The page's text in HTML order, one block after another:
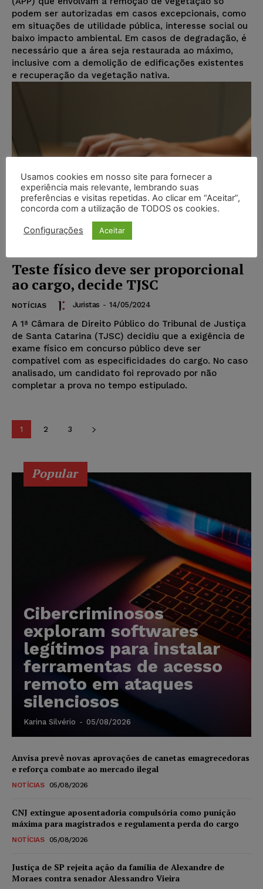
podem ser autorizadas em casos excepcionais, como
em situações de utilidade pública, interesse social ou
baixo impacto ambiental. Em casos de degradação, é
necessário que a área seja restaurada ao máximo,
inclusive com a demolição de edificações existentes
e recuperação da vegetação nativa.
Teste físico deve ser proporcional
ao cargo, decide TJSC
NOTÍCIAS Juristas - 14/05/2024
A 1ª Câmara de Direito Público do Tribunal de Justiça
de Santa Catarina (TJSC) decidiu que a exigência de
exame físico em concurso público deve ser
compatível com as especificidades do cargo. No caso
analisado, um candidato foi reprovado por não
completar a prova no tempo estipulado.
1 2 3
Popular
Cibercriminosos
exploram softwares
legítimos para instalar
ferramentas de acesso
remoto em ataques
silenciosos
Karina Silvério - 05/08/2026
Anvisa prevê novas aprovações de canetas emagrecedoras
e reforça combate ao mercado ilegal
NOTÍCIAS 05/08/2026
CNJ extingue aposentadoria compulsória como punição
máxima para magistrados e regulamenta perda do cargo
NOTÍCIAS 05/08/2026
Justiça de SP rejeita ação da família de Alexandre de
Moraes contra senador Alessandro Vieira
Usamos cookies em nosso site para fornecer a
experiência mais relevante, lembrando suas
preferências e visitas repetidas. Ao clicar em “Aceitar”,
concorda com a utilização de TODOS os cookies.
Configurações Aceitar